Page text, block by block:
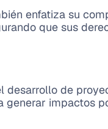
enfatiza su
que sus
de
impactos